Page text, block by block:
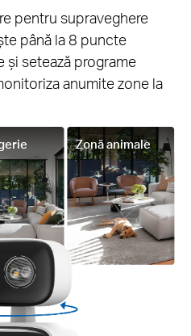
pentru supraveghere
până la 8 puncte
și setează programe
anumite zone la
Zonă animale